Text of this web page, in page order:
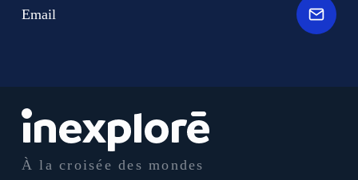
À la croisée des mondes
Email